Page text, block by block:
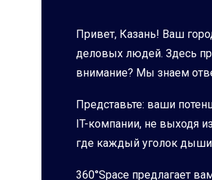
Привет, Казань! Ваш
деловых людей. Здесь
внимание? Мы знаем
Представьте: ваши
IT-компании, не выходя
где каждый уголок
360°Space предлагает